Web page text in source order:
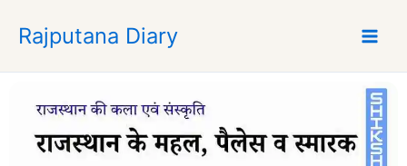
p
Rajputana Diary